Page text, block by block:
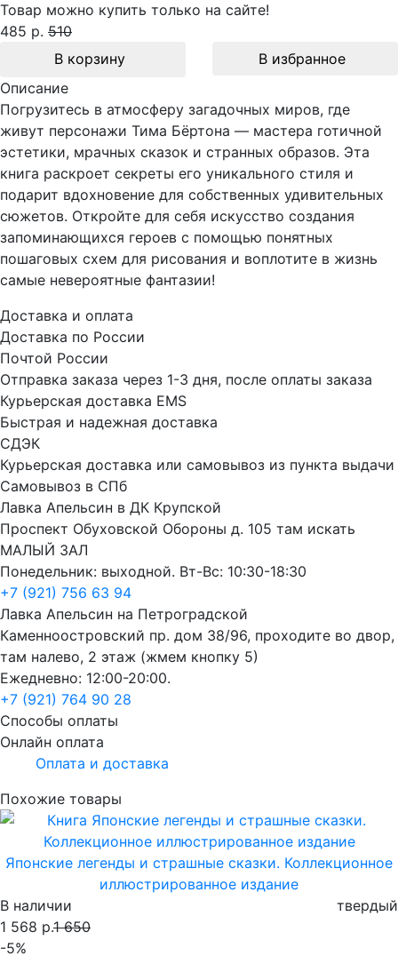
Товар можно купить только на сайте!
485 р. 510
В корзину
В избранное
Описание
Погрузитесь в атмосферу загадочных миров, где
живут персонажи Тима Бёртона — мастера готичной
эстетики, мрачных сказок и странных образов. Эта
книга раскроет секреты его уникального стиля и
подарит вдохновение для собственных удивительных
сюжетов. Откройте для себя искусство создания
запоминающихся героев с помощью понятных
пошаговых схем для рисования и воплотите в жизнь
самые невероятные фантазии!
Доставка и оплата
Доставка по России
Почтой России
Отправка заказа через 1-3 дня, после оплаты заказа
Курьерская доставка EMS
Быстрая и надежная доставка
СДЭК
Курьерская доставка или самовывоз из пункта выдачи
Самовывоз в СПб
Лавка Апельсин в ДК Крупской
Проспект Обуховской Обороны д. 105 там искать
МАЛЫЙ ЗАЛ
Понедельник: выходной. Вт-Вс: 10:30-18:30
+7 (921) 756 63 94
Лавка Апельсин на Петроградской
Каменноостровский пр. дом 38/96, проходите во двор,
там налево, 2 этаж (жмем кнопку 5)
Ежедневно: 12:00-20:00.
+7 (921) 764 90 28
Способы оплаты
Онлайн оплата
Оплата и доставка
Похожие товары
Японские легенды и страшные сказки. Коллекционное
иллюстрированное издание
В наличии
твердый
1 568 р.1 650
-5%